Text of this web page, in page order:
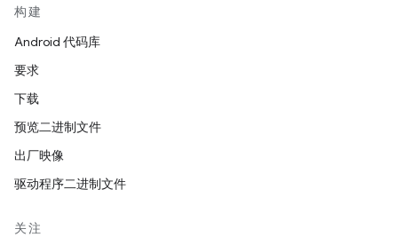
构建
Android 代码库
要求
下载
预览二进制文件
出厂映像
驱动程序二进制文件
关注